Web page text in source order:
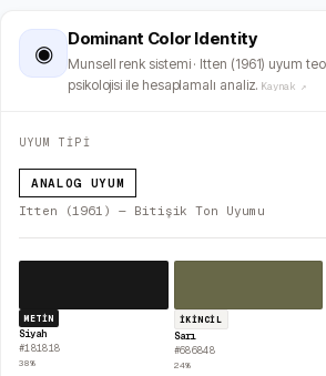
◉
Dominant Color Identity
Munsell renk sistemi · Itten (1961) uyum
psikolojisi ile hesaplamalı analiz. Kaynak ↗
UYUM TİPİ
ANALOG UYUM
Itten (1961) — Bitişik Ton Uyumu
METIN
Siyah
#181818
38%
İKINCIL
Sarı
#686848
24%